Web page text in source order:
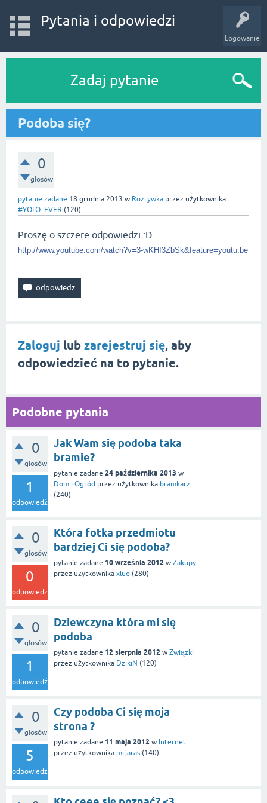
Logowanie
Pytania i odpowiedzi
Zadaj pytanie
Podoba się?
0
głosów
pytanie zadane 18 grudnia 2013 w Rozrywka przez użytkownika
#YOLO_EVER (120)
Proszę o szczere odpowiedzi :D
http://www.youtube.com/watch?v=3-wKHI3ZbSk&feature=youtu.be
Zaloguj lub zarejestruj się, aby
odpowiedzieć na to pytanie.
Podobne pytania
0
głosów
1
odpowiedź
Jak Wam się podoba taka
bramie?
pytanie zadane 24 października 2013 w
Dom i Ogród przez użytkownika bramkarz
(240)
0
głosów
0
odpowiedzi
Która fotka przedmiotu
bardziej Ci się podoba?
pytanie zadane 10 września 2012 w Zakupy
przez użytkownika xlud (280)
0
głosów
1
odpowiedź
Dziewczyna która mi się
podoba
pytanie zadane 12 sierpnia 2012 w Związki
przez użytkownika DzikiN (120)
0
głosów
5
odpowiedzi
Czy podoba Ci się moja
strona ?
pytanie zadane 11 maja 2012 w Internet
przez użytkownika mrjaras (140)